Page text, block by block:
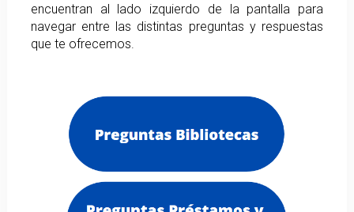
encuentran al lado izquierdo de la pantalla para
navegar entre las distintas preguntas y respuestas
que te ofrecemos.